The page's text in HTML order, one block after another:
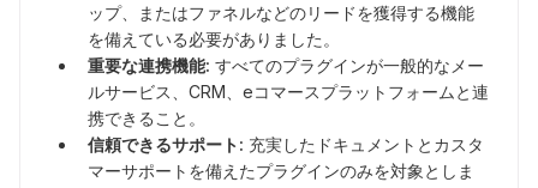
ップ、またはファネルなどのリードを獲得する機能
を備えている必要がありました。
重要な連携機能: すべてのプラグインが一般的なメー
ルサービス、CRM、eコマースプラットフォームと連
携できること。
信頼できるサポート: 充実したドキュメントとカスタ
マーサポートを備えたプラグインのみを対象としま